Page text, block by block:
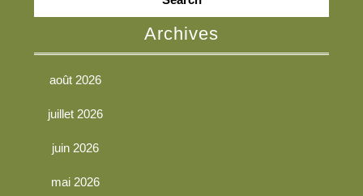
Archives
août 2026
juillet 2026
juin 2026
mai 2026